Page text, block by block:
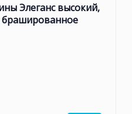
Элеганс высокий,
брашированное